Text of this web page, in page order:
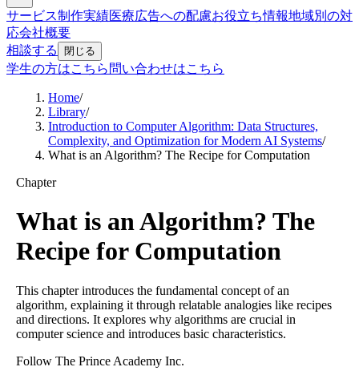
サービス制作実績医療広告への配慮お役立ち情報地域別の対
応会社概要
相談する
閉じる
学生の方はこちら 問い合わせはこちら
Home/
Library/
Introduction to Computer Algorithm: Data Structures,
Complexity, and Optimization for Modern AI Systems/
What is an Algorithm? The Recipe for Computation
Chapter
What is an Algorithm? The
Recipe for Computation
This chapter introduces the fundamental concept of an
algorithm, explaining it through relatable analogies like recipes
and directions. It explores why algorithms are crucial in
computer science and introduces basic characteristics.
Follow The Prince Academy Inc.